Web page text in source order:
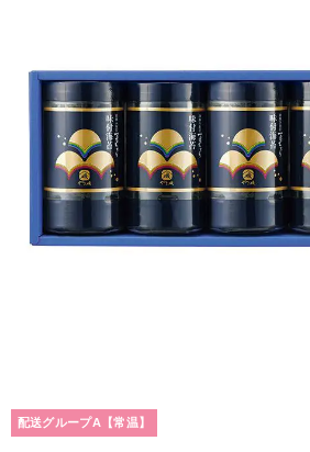
配送グループA【常温】